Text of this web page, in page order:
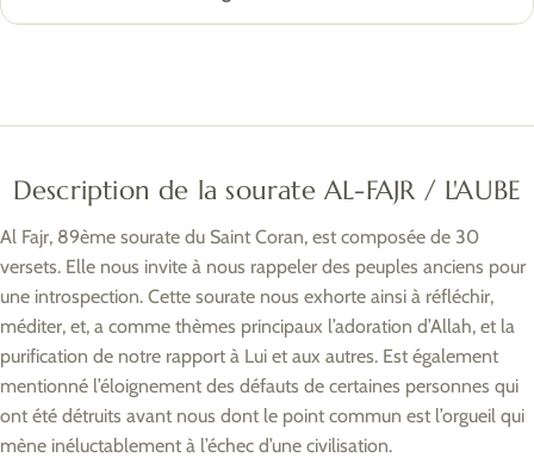
Description de la sourate AL-FAJR / L'AUBE
Al Fajr, 89ème sourate du Saint Coran, est composée de 30
versets. Elle nous invite à nous rappeler des peuples anciens pour
une introspection. Cette sourate nous exhorte ainsi à réfléchir,
méditer, et, a comme thèmes principaux l’adoration d’Allah, et la
purification de notre rapport à Lui et aux autres. Est également
mentionné l’éloignement des défauts de certaines personnes qui
ont été détruits avant nous dont le point commun est l’orgueil qui
mène inéluctablement à l’échec d’une civilisation.